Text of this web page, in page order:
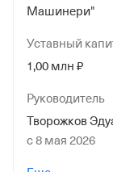
Машинери"
Уставный
1,00 млн ₽
Руководитель
Творожков
с 8 мая 2026